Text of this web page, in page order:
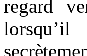
regard